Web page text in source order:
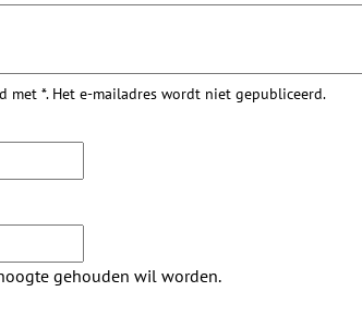
met *. Het e-mailadres wordt niet gepubliceerd.
gehouden wil worden.